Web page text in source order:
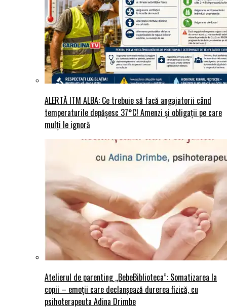
ALERTĂ ITM ALBA: Ce trebuie să facă angajatorii când
temperaturile depășesc 37°C! Amenzi și obligații pe care
mulți le ignoră
Atelierul de parenting „BebeBiblioteca”: Somatizarea la
copii – emoții care declanșează durerea fizică, cu
psihoterapeuta Adina Drimbe